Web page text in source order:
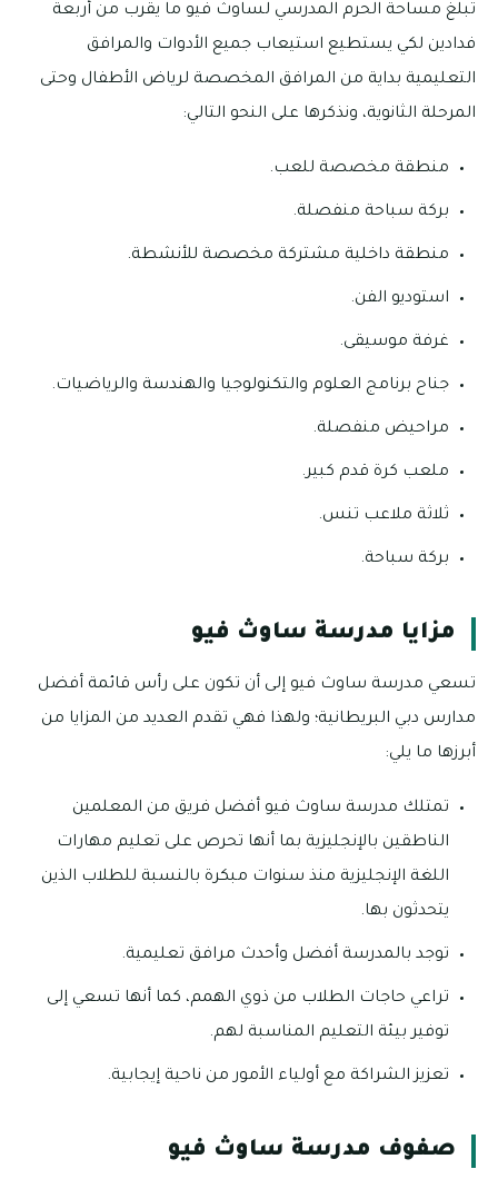
تبلغ مساحة الحرم المدرسي لساوث فيو ما يقرب من أربعة
فدادين لكي يستطيع استيعاب جميع الأدوات والمرافق
التعليمية بداية من المرافق المخصصة لرياض الأطفال وحتى
المرحلة الثانوية، ونذكرها على النحو التالي:
منطقة مخصصة للعب.
بركة سباحة منفصلة.
منطقة داخلية مشتركة مخصصة للأنشطة.
استوديو الفن.
غرفة موسيقى.
جناح برنامج العلوم والتكنولوجيا والهندسة والرياضيات.
مراحيض منفصلة.
ملعب كرة قدم كبير.
ثلاثة ملاعب تنس.
بركة سباحة.
مزايا مدرسة ساوث فيو
تسعي مدرسة ساوث فيو إلى أن تكون على رأس قائمة أفضل
مدارس دبي البريطانية؛ ولهذا فهي تقدم العديد من المزايا من
أبرزها ما يلي:
تمتلك مدرسة ساوث فيو أفضل فريق من المعلمين
الناطقين بالإنجليزية بما أنها تحرص على تعليم مهارات
اللغة الإنجليزية منذ سنوات مبكرة بالنسبة للطلاب الذين
يتحدثون بها.
توجد بالمدرسة أفضل وأحدث مرافق تعليمية.
تراعي حاجات الطلاب من ذوي الهمم، كما أنها تسعي إلى
توفير بيئة التعليم المناسبة لهم.
تعزيز الشراكة مع أولياء الأمور من ناحية إيجابية.
صفوف مدرسة ساوث فيو